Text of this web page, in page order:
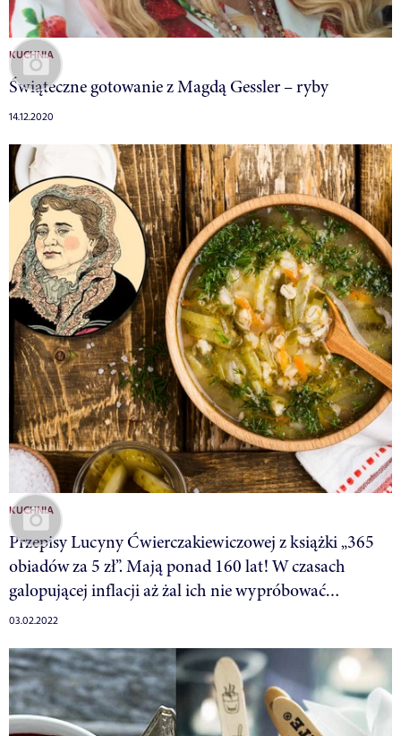
KUCHNIA
Świąteczne gotowanie z Magdą Gessler – ryby
14.12.2020
KUCHNIA
Przepisy Lucyny Ćwierczakiewiczowej z książki „365
obiadów za 5 zł”. Mają ponad 160 lat! W czasach
galopującej inflacji aż żal ich nie wypróbować…
03.02.2022